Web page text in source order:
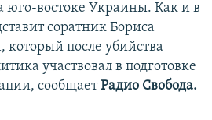
юго-востоке Украины. Как и в
соратник Бориса
после убийства
участвовал в подготовке
сообщаетРадио Свобода.